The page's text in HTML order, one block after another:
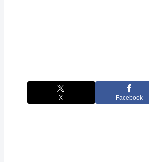
X Facebook